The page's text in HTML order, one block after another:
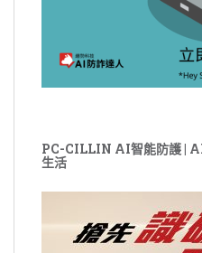
PC-CILLIN AI智能防護 |
生活